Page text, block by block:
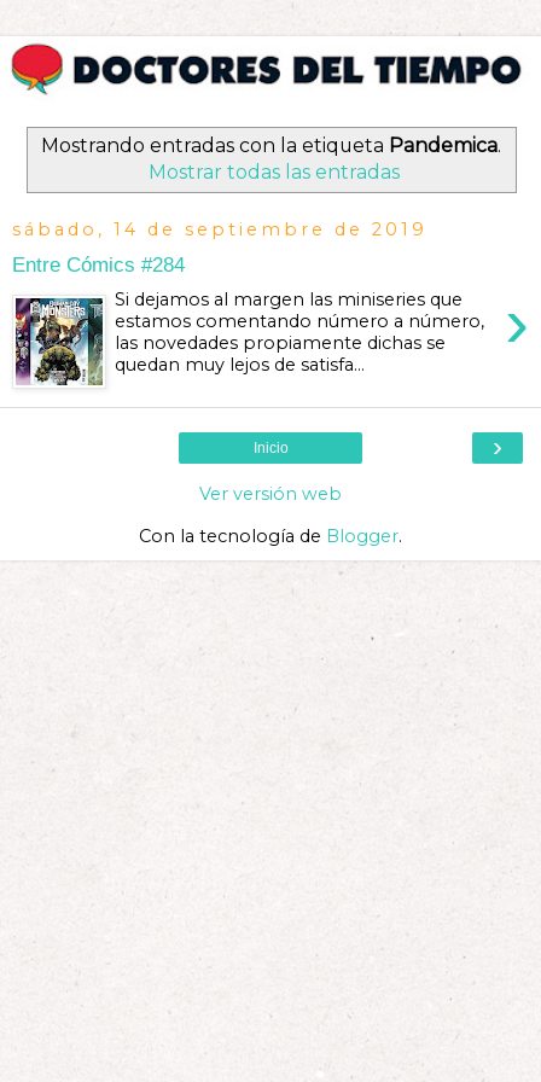
Mostrando entradas con la etiqueta Pandemica.
Mostrar todas las entradas
sábado, 14 de septiembre de 2019
Entre Cómics #284
›
Si dejamos al margen las miniseries que
estamos comentando número a número,
las novedades propiamente dichas se
quedan muy lejos de satisfa...
›
Inicio
Ver versión web
Con la tecnología de Blogger.